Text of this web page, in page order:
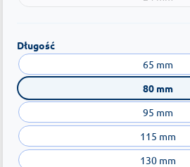
Długość
65 mm
80 mm
95 mm
115 mm
130 mm